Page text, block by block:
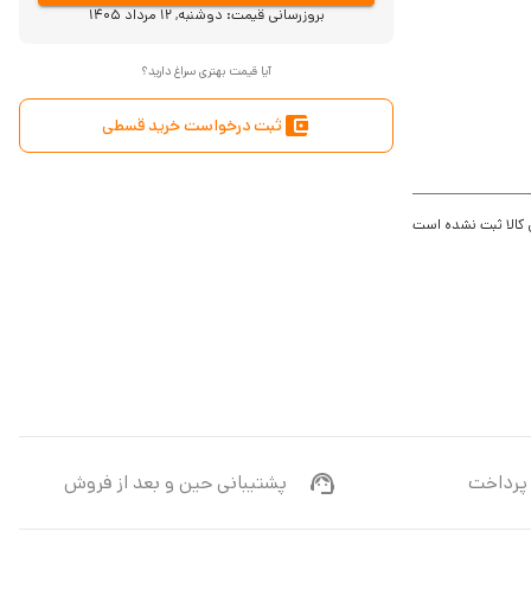
کالا ثبت نشده است
بروزرسانی قیمت:دوشنبه, 12 مرداد 1405
آیا قیمت بهتری سراغ دارید؟
ثبت درخواست خرید قسطی
پشتیبانی حین و بعد از فروش